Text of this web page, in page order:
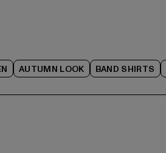
AUTUMN LOOK BAND SHIRTS